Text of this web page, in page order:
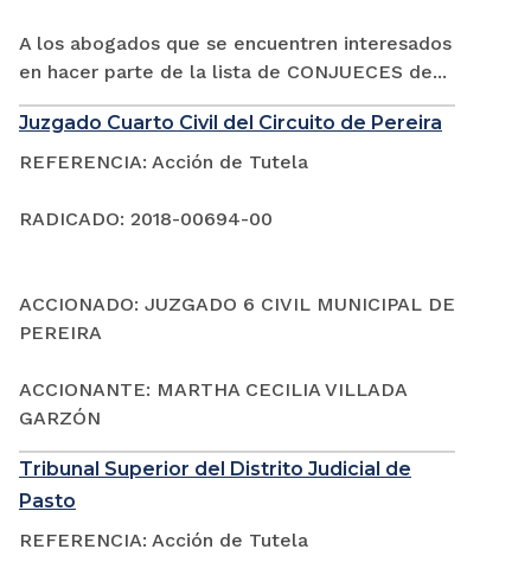
A los abogados que se encuentren interesados
en hacer parte de la lista de CONJUECES de...
Juzgado Cuarto Civil del Circuito de Pereira
REFERENCIA: Acción de Tutela
RADICADO: 2018-00694-00
ACCIONADO: JUZGADO 6 CIVIL MUNICIPAL DE
PEREIRA
ACCIONANTE: MARTHA CECILIA VILLADA
GARZÓN
Tribunal Superior del Distrito Judicial de
Pasto
REFERENCIA: Acción de Tutela